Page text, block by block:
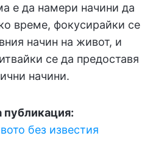
е да намери начини да
време, фокусирайки се
начин на живот, и
се да предоставя
начини.
без известия